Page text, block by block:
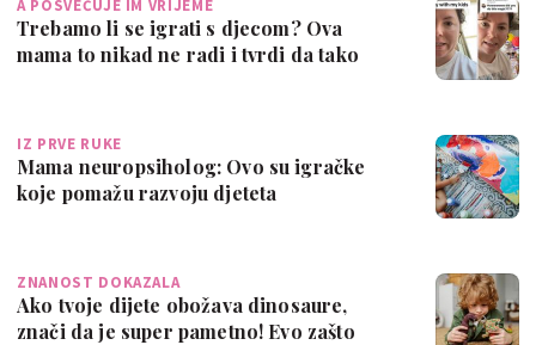
A POSVEĆUJE IM VRIJEME
Trebamo li se igrati s djecom? Ova
mama to nikad ne radi i tvrdi da tako
IZ PRVE RUKE
Mama neuropsiholog: Ovo su igračke
koje pomažu razvoju djeteta
ZNANOST DOKAZALA
Ako tvoje dijete obožava dinosaure,
znači da je super pametno! Evo zašto